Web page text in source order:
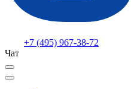
+7 (495) 967-38-72
Чат